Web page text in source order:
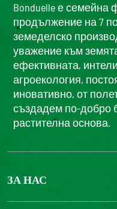
Bonduelle е
продължение на 7
земеделско
уважение към
ефективната,
агроекология,
иновативно, от
създадем по-добро
растителна основа.
ЗА НАС
БОНДЮЕЛ ГРУП